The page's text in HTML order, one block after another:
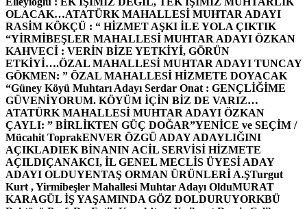
OLACAK…ATATÜRK MAHALLESİ MUHTAR ADAYI
RASİM KÖKÇÜ : “ HİZMET AŞKI İLE YOLA ÇIKTIK
“YİRMİBEŞLER MAHALLESİ MUHTAR ADAYI ÖZKAN
KAHVECİ : VERİN BİZE YETKİYİ, GÖRÜN
ETKİYİ….ÖZAL MAHALLESİ MUHTAR ADAYI TUNCAY
GÖKMEN: ” ÖZAL MAHALLESİ HİZMETE DOYACAK
“Güney Köyü Muhtarı Adayı Serdar Onat : GENÇLİĞİME
GÜVENİYORUM. KÖYÜM İÇİN BİZ DE VARIZ…
ATATÜRK MAHALLESİ MUHTAR ADAYI ÖZKAN
ÇAYLI: ” BİRLİKTEN GÜÇ DOĞAR”YENİCE ve SEÇİM /
Mücahit ToprakENVER ÖZGÜ ADAY ADAYLIĞINI
AÇIKLADIEK BİNANIN ACİL SERVİSİ HİZMETE
AÇILDIÇANAKCI, İL GENEL MECLİS ÜYESİ ADAY
ADAYI OLDUYENTAŞ ORMAN ÜRÜNLERİ A.ŞTurgut
Kurt , Yirmibeşler Mahallesi Muhtar Adayı OlduMURAT
KARAGÜL İŞ YAŞAMINDA GÖZ DOLDURUYORKBÜ